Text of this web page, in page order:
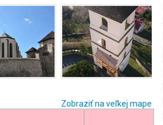
Zobraziť na veľkej mape